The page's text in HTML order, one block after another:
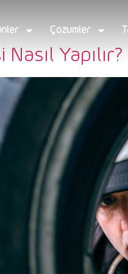
Çözümler
Yapılır?